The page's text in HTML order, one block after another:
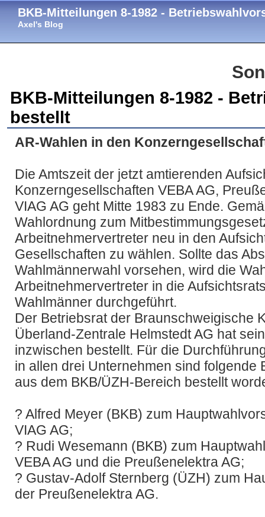
BKB-Mitteilungen 8-1982 -
Axel's Blog
BKB-Mitteilungen 8-1982 -
bestellt
AR-Wahlen in den
Die Amtszeit der jetzt amtierenden
Konzerngesellschaften VEBA AG,
VIAG AG geht Mitte 1983 zu Ende.
Wahlordnung zum
Arbeitnehmervertreter neu in den
Gesellschaften zu wählen. Sollte das
Wahlmännerwahl vorsehen, wird die
Arbeitnehmervertreter in die
Wahlmänner durchgeführt.
Der Betriebsrat der Braunschweigische
Überland-Zentrale Helmstedt AG hat
inzwischen bestellt. Für die
in allen drei Unternehmen sind folgende
aus dem BKB/ÜZH-Bereich bestellt
? Alfred Meyer (BKB) zum
VIAG AG;
? Rudi Wesemann (BKB) zum
VEBA AG und die Preußenelektra AG;
? Gustav-Adolf Sternberg (ÜZH) zum
der Preußenelektra AG.